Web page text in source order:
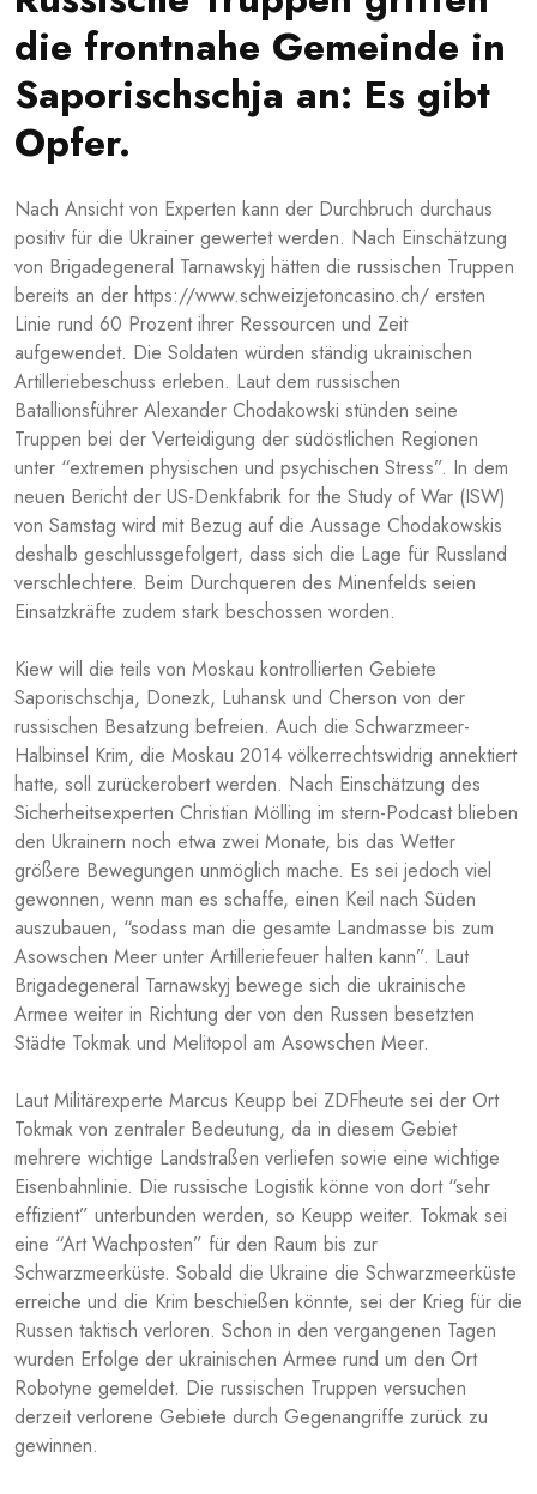
die frontnahe Gemeinde in
Saporischschja an: Es gibt
Opfer.
Nach Ansicht von Experten kann der Durchbruch durchaus
positiv für die Ukrainer gewertet werden. Nach Einschätzung
von Brigadegeneral Tarnawskyj hätten die russischen Truppen
bereits an der https://www.schweizjetoncasino.ch/ ersten
Linie rund 60 Prozent ihrer Ressourcen und Zeit
aufgewendet. Die Soldaten würden ständig ukrainischen
Artilleriebeschuss erleben. Laut dem russischen
Batallionsführer Alexander Chodakowski stünden seine
Truppen bei der Verteidigung der südöstlichen Regionen
unter “extremen physischen und psychischen Stress”. In dem
neuen Bericht der US-Denkfabrik for the Study of War (ISW)
von Samstag wird mit Bezug auf die Aussage Chodakowskis
deshalb geschlussgefolgert, dass sich die Lage für Russland
verschlechtere. Beim Durchqueren des Minenfelds seien
Einsatzkräfte zudem stark beschossen worden.
Kiew will die teils von Moskau kontrollierten Gebiete
Saporischschja, Donezk, Luhansk und Cherson von der
russischen Besatzung befreien. Auch die Schwarzmeer-
Halbinsel Krim, die Moskau 2014 völkerrechtswidrig annektiert
hatte, soll zurückerobert werden. Nach Einschätzung des
Sicherheitsexperten Christian Mölling im stern-Podcast blieben
den Ukrainern noch etwa zwei Monate, bis das Wetter
größere Bewegungen unmöglich mache. Es sei jedoch viel
gewonnen, wenn man es schaffe, einen Keil nach Süden
auszubauen, “sodass man die gesamte Landmasse bis zum
Asowschen Meer unter Artilleriefeuer halten kann”. Laut
Brigadegeneral Tarnawskyj bewege sich die ukrainische
Armee weiter in Richtung der von den Russen besetzten
Städte Tokmak und Melitopol am Asowschen Meer.
Laut Militärexperte Marcus Keupp bei ZDFheute sei der Ort
Tokmak von zentraler Bedeutung, da in diesem Gebiet
mehrere wichtige Landstraßen verliefen sowie eine wichtige
Eisenbahnlinie. Die russische Logistik könne von dort “sehr
effizient” unterbunden werden, so Keupp weiter. Tokmak sei
eine “Art Wachposten” für den Raum bis zur
Schwarzmeerküste. Sobald die Ukraine die Schwarzmeerküste
erreiche und die Krim beschießen könnte, sei der Krieg für die
Russen taktisch verloren. Schon in den vergangenen Tagen
wurden Erfolge der ukrainischen Armee rund um den Ort
Robotyne gemeldet. Die russischen Truppen versuchen
derzeit verlorene Gebiete durch Gegenangriffe zurück zu
gewinnen.